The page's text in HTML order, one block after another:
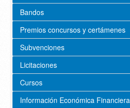
Bandos
Premios concursos y certámenes
Subvenciones
Licitaciones
Cursos
Información Económica Financiera